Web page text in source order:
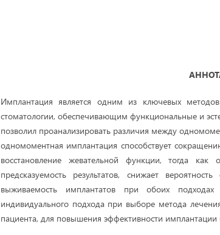
Имплантация является одним из ключевых
стоматологии, обеспечивающим функциональные и
позволил проанализировать различия между
одномоментная имплантация способствует
восстановление жевательной функции, тогда как
предсказуемость результатов, снижает
выживаемость имплантатов при обоих подходах
индивидуального подхода при выборе метода
пациента, для повышения эффективности